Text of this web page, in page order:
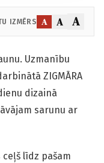
IZMĒRS A A A
Uzmanību
ZIGMĀRA
dizainā
sarunu ar
līdz pašam